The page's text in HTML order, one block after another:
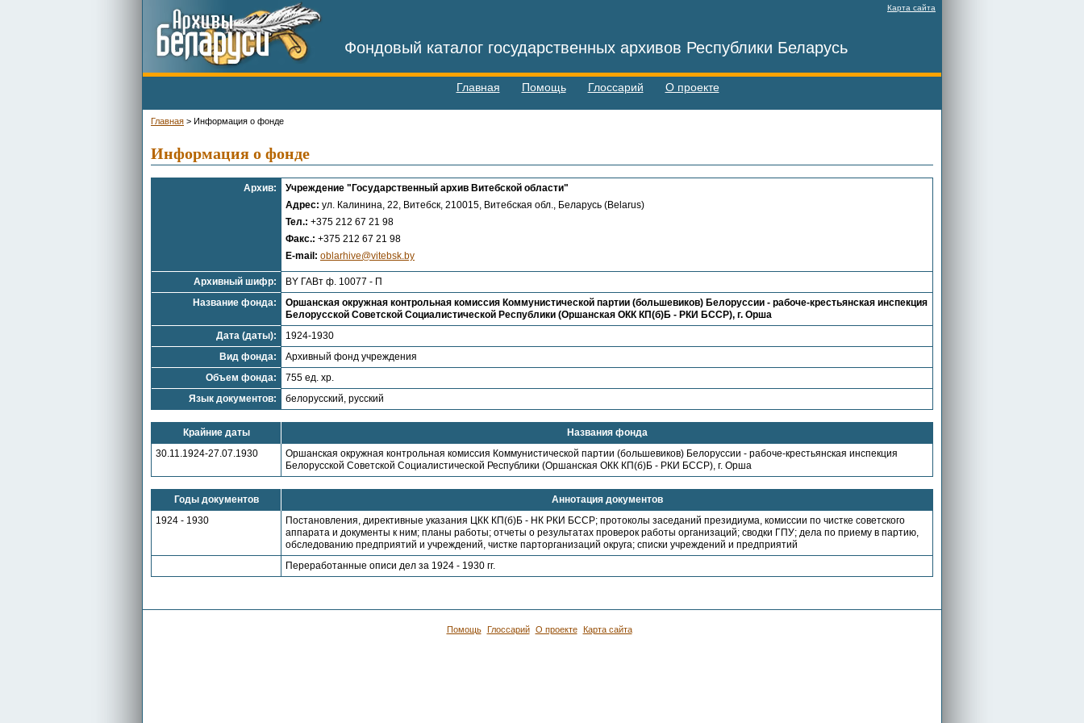
Карта сайта
Фондовый каталог государственных архивов Республики Беларусь
Главная Помощь Глоссарий О проекте
Главная > Информация о фонде
Информация о фонде
Архив:
Учреждение "Государственный архив Витебской области"
Адрес: ул. Калинина, 22, Витебск, 210015, Витебская обл., Беларусь (Belarus)
Тел.: +375 212 67 21 98
Факс.: +375 212 67 21 98
E-mail: oblarhive@vitebsk.by
Архивный шифр:
BY ГАВт ф. 10077 - П
Название фонда:
Оршанская окружная контрольная комиссия Коммунистической партии (большевиков) Белоруссии - рабоче-крестьянская инспекция
Белорусской Советской Социалистической Республики (Оршанская ОКК КП(б)Б - РКИ БССР), г. Орша
Дата (даты):
1924-1930
Вид фонда:
Архивный фонд учреждения
Объем фонда:
755 ед. хр.
Язык документов:
белорусский, русский
Крайние даты
Названия фонда
30.11.1924-27.07.1930
Оршанская окружная контрольная комиссия Коммунистической партии (большевиков) Белоруссии - рабоче-крестьянская инспекция
Белорусской Советской Социалистической Республики (Оршанская ОКК КП(б)Б - РКИ БССР), г. Орша
Годы документов
Аннотация документов
1924 - 1930
Постановления, директивные указания ЦКК КП(б)Б - НК РКИ БССР; протоколы заседаний президиума, комиссии по чистке советского
аппарата и документы к ним; планы работы; отчеты о результатах проверок работы организаций; сводки ГПУ; дела по приему в партию,
обследованию предприятий и учреждений, чистке парторганизаций округа; списки учреждений и предприятий
Переработанные описи дел за 1924 - 1930 гг.
Помощь Глоссарий О проекте Карта сайта